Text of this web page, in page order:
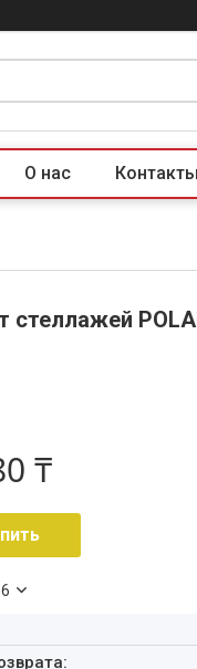
О нас Контакты
стеллажей
₸